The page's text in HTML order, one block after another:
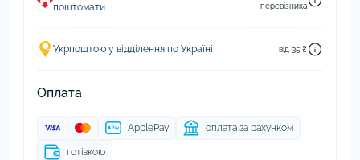
поштомати
перевізника
Укрпоштою у відділення по Україні від 35 ₴
Оплата
ApplePay оплата за рахунком
готівкою